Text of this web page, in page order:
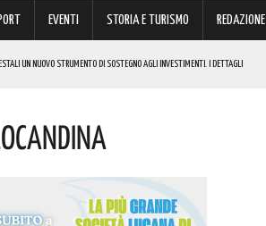
EVENTI STORIA E TURISMO REDAZIONE
UN NUOVO STRUMENTO DI SOSTEGNO AGLI INVESTIMENTI. I DETTAGLI
DENUNCIANO UN 63ENNE. I DETTAGLI